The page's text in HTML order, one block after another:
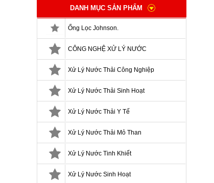
DANH MỤC SẢN PHẨM
Ống Lọc Johnson.
CÔNG NGHỆ XỬ LÝ NƯỚC
Xử Lý Nước Thải Công Nghiệp
Xử Lý Nước Thải Sinh Hoạt
Xử Lý Nước Thải Y Tế
Xử Lý Nước Thải Mỏ Than
Xử Lý Nước Tinh Khiết
Xử Lý Nước Sinh Hoạt